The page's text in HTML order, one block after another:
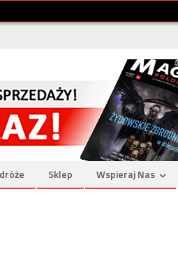
Sklep Wspieraj Nas